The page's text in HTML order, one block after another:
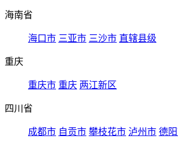
海南省
海口市 三亚市 三沙市 直辖县级
重庆
重庆市 重庆 两江新区
四川省
成都市 自贡市 攀枝花市 泸州市 德